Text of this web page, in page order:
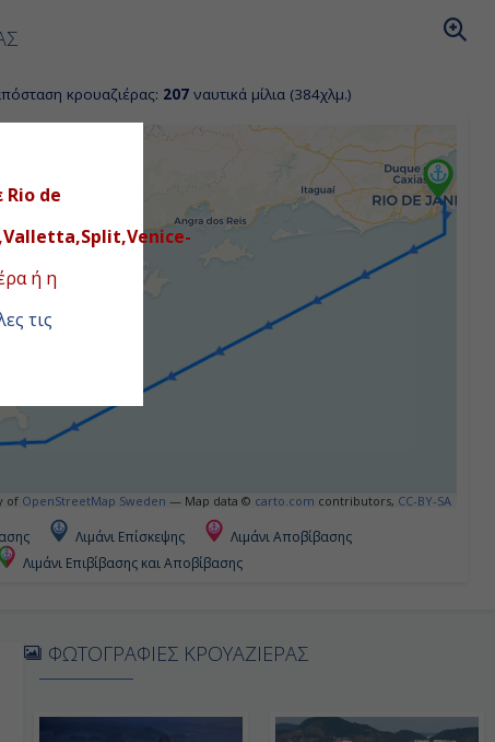
Rio de
ή η
τις
κρουαζιέρας: 207 ναυτικά μίλια (384χλμ.)
of OpenStreetMap Sweden — Map data © carto.com contributors, CC-BY-SA
Λιμάνι Επίσκεψης
Λιμάνι Αποβίβασης
Λιμάνι Επιβίβασης και Αποβίβασης
ΦΩΤΟΓΡΑΦΙΕΣ ΚΡΟΥΑΖΙΕΡΑΣ